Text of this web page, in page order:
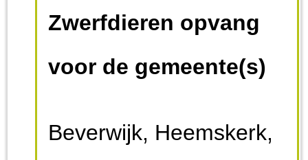
Zwerfdieren opvang
voor de gemeente(s)
Beverwijk, Heemskerk,